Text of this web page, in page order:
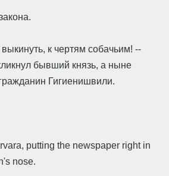
к чертям собачьим! --
бывший князь, а ныне
Гигиенишвили.
putting the newspaper right in
nose.